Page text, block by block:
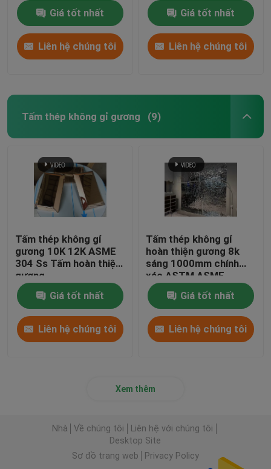
Giá tốt nhất
Liên hệ chúng tôi
Giá tốt nhất
Liên hệ chúng tôi
Tấm thép không gỉ gương (9)
Tấm thép không gỉ
gương 10K 12K ASME
304 Ss Tấm hoàn thiện
gương
Giá tốt nhất
Liên hệ chúng tôi
Tấm thép không gỉ
hoàn thiện gương 8k
sáng 1000mm chính
xác ASTM ASME
Giá tốt nhất
Liên hệ chúng tôi
Xem thêm
Nhà Về chúng tôi
Liên hệ với chúng tôi
Desktop Site
Sơ đồ trang web
Privacy Policy